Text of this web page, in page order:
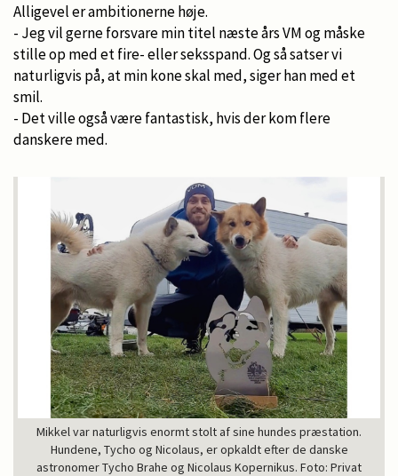
Alligevel er ambitionerne høje.
- Jeg vil gerne forsvare min titel næste års VM og måske
stille op med et fire- eller seksspand. Og så satser vi
naturligvis på, at min kone skal med, siger han med et
smil.
- Det ville også være fantastisk, hvis der kom flere
danskere med.
Mikkel var naturligvis enormt stolt af sine hundes præstation.
Hundene, Tycho og Nicolaus, er opkaldt efter de danske
astronomer Tycho Brahe og Nicolaus Kopernikus. Foto: Privat